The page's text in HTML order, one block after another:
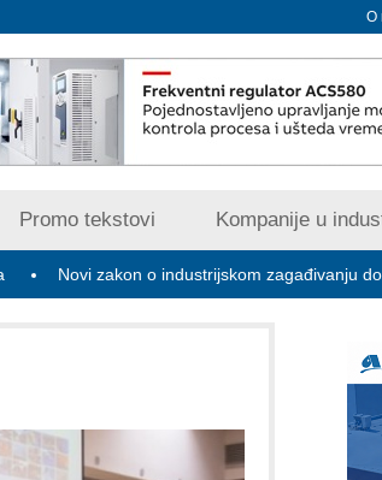
O
Promo tekstovi Kompanije u
zakon o industrijskom zagađivanju donosi